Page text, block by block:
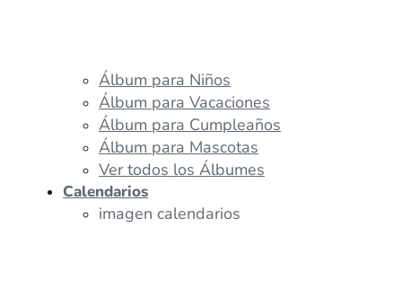
Álbum para Niños
Álbum para Vacaciones
Álbum para Cumpleaños
Álbum para Mascotas
Ver todos los Álbumes
Calendarios
imagen calendarios